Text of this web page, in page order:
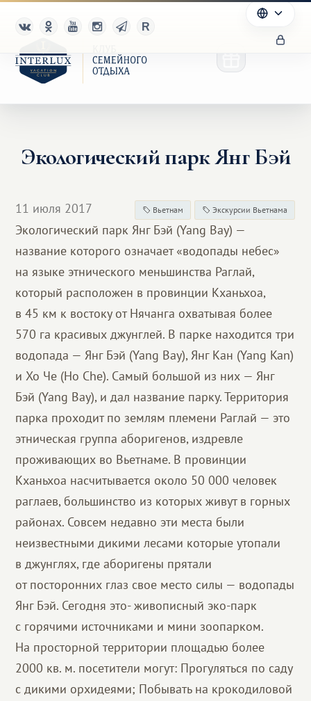
Клуб
Партнерам
Экологический парк Янг Бэй
11 июля 2017 Вьетнам Экскурсии Вьетнама
Экологический парк Янг Бэй (Yang Bay) —
название которого означает «водопады небес»
на языке этнического меньшинства Раглай,
который расположен в провинции Кханьхоа,
в 45 км к востоку от Нячанга охватывая более
570 га красивых джунглей. В парке находится три
водопада — Янг Бэй (Yang Bay), Янг Кан (Yang Kan)
и Хо Че (Ho Che). Самый большой из них — Янг
Бэй (Yang Bay), и дал название парку. Территория
парка проходит по землям племени Раглай — это
этническая группа аборигенов, издревле
проживающих во Вьетнаме. В провинции
Кханьхоа насчитывается около 50 000 человек
раглаев, большинство из которых живут в горных
районах. Совсем недавно эти места были
неизвестными дикими лесами которые утопали
в джунглях, где аборигены прятали
от посторонних глаз свое место силы — водопады
Янг Бэй. Сегодня это- живописный эко-парк
с горячими источниками и мини зоопарком.
На просторной территории площадью более
2000 кв. м. посетители могут: Прогуляться по саду
с дикими орхидеями; Побывать на крокодиловой